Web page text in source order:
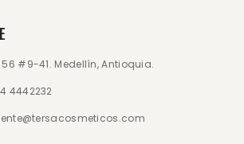
#9-41. Medellín, Antioquia.
4442232